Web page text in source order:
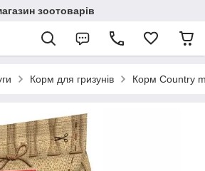
зоотоварів
Корм для гризунів Корм Country